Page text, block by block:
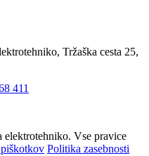
Tržaška cesta 25,
411
Vse pravice
Politika zasebnosti